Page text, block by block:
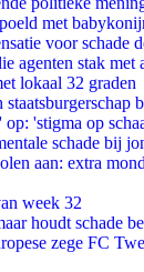
met
voor schade
agenten stak met
lokaal 32 graden
'stigma op
schade bij
aan: extra
week 32
houdt schade
zege FC